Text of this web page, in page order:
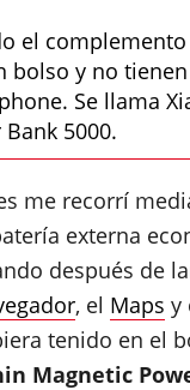
el
bolso y no
Se llama
5000.
me recorrí
externa
después de
, el Maps y
tenido en el
Magnetic